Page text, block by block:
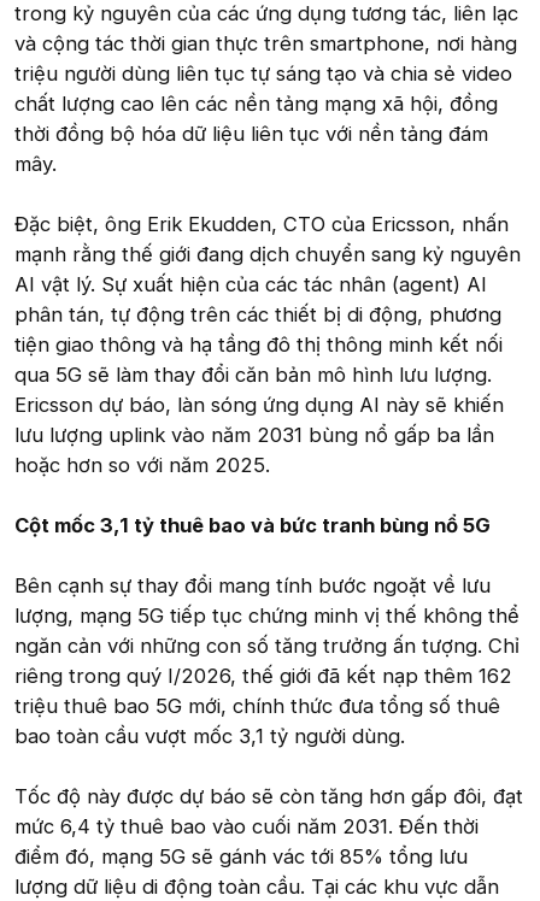
trong kỷ nguyên của các ứng dụng tương tác, liên lạc
và cộng tác thời gian thực trên smartphone, nơi hàng
triệu người dùng liên tục tự sáng tạo và chia sẻ video
chất lượng cao lên các nền tảng mạng xã hội, đồng
thời đồng bộ hóa dữ liệu liên tục với nền tảng đám
mây.
Đặc biệt, ông Erik Ekudden, CTO của Ericsson, nhấn
mạnh rằng thế giới đang dịch chuyển sang kỷ nguyên
AI vật lý. Sự xuất hiện của các tác nhân (agent) AI
phân tán, tự động trên các thiết bị di động, phương
tiện giao thông và hạ tầng đô thị thông minh kết nối
qua 5G sẽ làm thay đổi căn bản mô hình lưu lượng.
Ericsson dự báo, làn sóng ứng dụng AI này sẽ khiến
lưu lượng uplink vào năm 2031 bùng nổ gấp ba lần
hoặc hơn so với năm 2025.
Cột mốc 3,1 tỷ thuê bao và bức tranh bùng nổ 5G
Bên cạnh sự thay đổi mang tính bước ngoặt về lưu
lượng, mạng 5G tiếp tục chứng minh vị thế không thể
ngăn cản với những con số tăng trưởng ấn tượng. Chỉ
riêng trong quý I/2026, thế giới đã kết nạp thêm 162
triệu thuê bao 5G mới, chính thức đưa tổng số thuê
bao toàn cầu vượt mốc 3,1 tỷ người dùng.
Tốc độ này được dự báo sẽ còn tăng hơn gấp đôi, đạt
mức 6,4 tỷ thuê bao vào cuối năm 2031. Đến thời
điểm đó, mạng 5G sẽ gánh vác tới 85% tổng lưu
lượng dữ liệu di động toàn cầu. Tại các khu vực dẫn